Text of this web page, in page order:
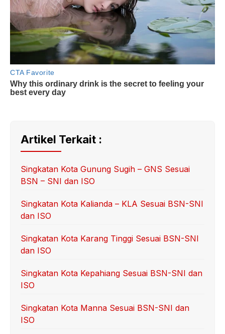
Artikel Terkait :
Singkatan Kota Gunung Sugih – GNS Sesuai
BSN – SNI dan ISO
Singkatan Kota Kalianda – KLA Sesuai BSN-SNI
dan ISO
Singkatan Kota Karang Tinggi Sesuai BSN-SNI
dan ISO
Singkatan Kota Kepahiang Sesuai BSN-SNI dan
ISO
Singkatan Kota Manna Sesuai BSN-SNI dan
ISO